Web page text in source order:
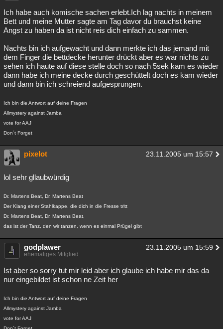
Ich habe auch komische sachen erlebt.Ich lag nachts in meinem
Bett und meine Mutter sagte am Tag davor du brauchst keine
Angst zu haben da ist nicht reis dich einfach zu sammen.
Nachts bin ich aufgewacht und dann merkte ich das jemand mit
dem Finger die bettdecke herunter drückt aber es war nichts zu
sehen ich haute auf diese stelle doch so nach 5sek kam es wieder
dann habe ich meine decke durch geschüttelt doch es kam wieder
und dann bin ich schreiend aufgesprungen.
Ich bin die Antwort auf deine Fragen
Allmystery against Jamba
vote for AAJ
Don´t Forget
pixelot 23.11.2005 um 15:57
lol sehr gllaubwürdig
Dr. Martens Beat, Dr. Martens Beat
Der Klang einer Stahlkappe, die dich in die Fresse tritt
Dr. Martens Beat, Dr. Martens Beat,
das ist der Tanz, den wir tanzen, wenn es einmal Prügel gibt
godplawer 23.11.2005 um 15:59
ehemaliges Mitglied
Ist aber so sorry tut mir leid aber ich glaube ich habe mir das da
nur eingebildet ist schon ne Zeit her
Ich bin die Antwort auf deine Fragen
Allmystery against Jamba
vote for AAJ